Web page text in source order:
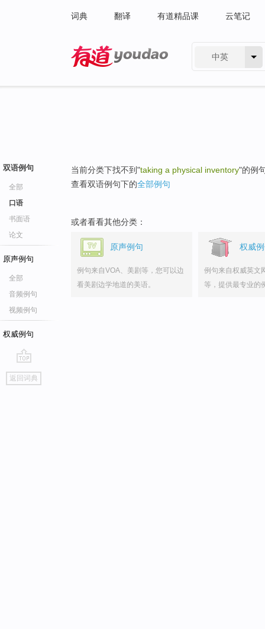
词典 翻译 有道精品课 云笔记
中英
双语例句
全部
口语
书面语
论文
原声例句
全部
音频例句
视频例句
权威例句
go
top
返回词典
当前分类下找不到"taking a physical inventory"的例
查看双语例句下的全部例句
或者看看其他分类：
原声例句
例句来自VOA、美剧等，您可以边
看美剧边学地道的美语。
权威
例句来自权威英文
等，提供最专业的